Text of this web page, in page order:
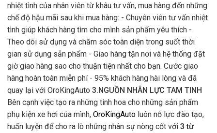
nhiệt tình của nhân viên từ khâu tư vấn, mua hàng đến những
chế độ hậu mãi sau khi mua hàng: - Chuyên viên tư vấn nhiệt
tình giúp khách hàng tìm cho mình sản phẩm yêu thích -
Theo dõi sử dụng và chăm sóc toàn diện trong suốt thời
gian sử dụng sản phẩm - Giao hàng tận nơi và hệ thống đặt
giờ giao hàng sao cho thuận tiện nhất cho bạn. Cước giao
hàng hoàn toàn miễn phí - 95% khách hàng hài lòng và đã
quay lại với OroKingAuto 3.NGUỒN NHÂN LỰC TAM TINH
Bên cạnh việc tạo ra những tinh hoa cho những sản phẩm
phụ kiện xe hơi của mình, OroKingAuto luôn nỗ lực đào tạo,
huấn luyện để cho ra lò những nhân sự nòng cốt với 3 từ